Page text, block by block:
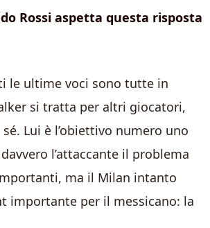
Rossi aspetta questa risposta
le ultime voci sono tutte in
si tratta per altri giocatori,
Lui è l’obiettivo numero uno
l’attaccante il problema
ma il Milan intanto
importante per il messicano: la